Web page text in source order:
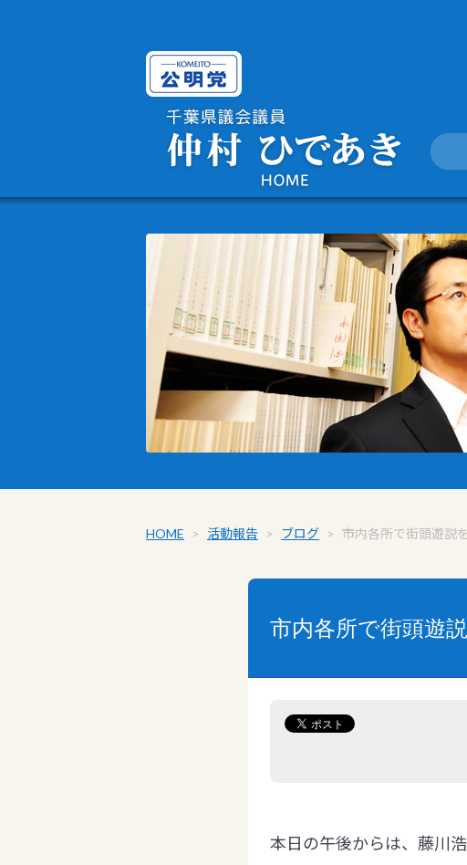
HOME > 活動報告 > ブログ > 市内各所で街頭遊説
市内各所で街頭遊
本日の午後からは、藤川